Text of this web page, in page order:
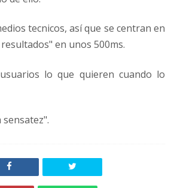
tecnicos, así que se centran en
en unos 500ms.
lo que quieren cuando lo
sensatez".